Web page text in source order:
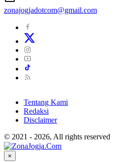
zonajogjadotcom@gmail.com
Tentang Kami
Redaksi
Disclaimer
© 2021 - 2026, All rights reserved
×